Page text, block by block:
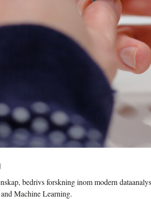
bedrivs forskning inom modern
Machine Learning.